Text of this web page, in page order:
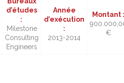
d’études
:
Milestone
Consulting
Engineers
Année
d’exécution
:
2013-2014
Montant :
€